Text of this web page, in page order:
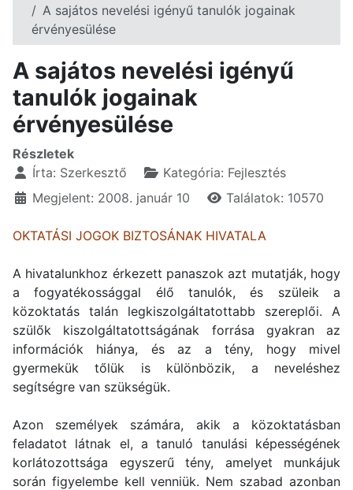
A sajátos nevelési igényű tanulók jogainak
érvényesülése
A sajátos nevelési igényű
tanulók jogainak
érvényesülése
Részletek
Írta: Szerkesztő Kategória: Fejlesztés
Megjelent: 2008. január 10
Találatok: 10570
OKTATÁSI JOGOK BIZTOSÁNAK HIVATALA
A hivatalunkhoz érkezett panaszok azt mutatják, hogy
a fogyatékossággal élő tanulók, és szüleik a
közoktatás talán legkiszolgáltatottabb szereplői. A
szülők kiszolgáltatottságának forrása gyakran az
információk hiánya, és az a tény, hogy mivel
gyermekük tőlük is különbözik, a neveléshez
segítségre van szükségük.
Azon személyek számára, akik a közoktatásban
feladatot látnak el, a tanuló tanulási képességének
korlátozottsága egyszerű tény, amelyet munkájuk
során figyelembe kell venniük. Nem szabad azonban